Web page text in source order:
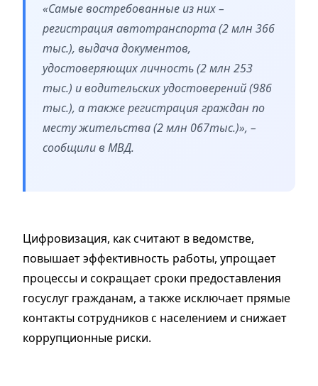
«Самые востребованные из них –
регистрация автотранспорта (2 млн 366
тыс.), выдача документов,
удостоверяющих личность (2 млн 253
тыс.) и водительских удостоверений (986
тыс.), а также регистрация граждан по
месту жительства (2 млн 067тыс.)», –
сообщили в МВД.
Цифровизация, как считают в ведомстве,
повышает эффективность работы, упрощает
процессы и сокращает сроки предоставления
госуслуг гражданам, а также исключает прямые
контакты сотрудников с населением и снижает
коррупционные риски.